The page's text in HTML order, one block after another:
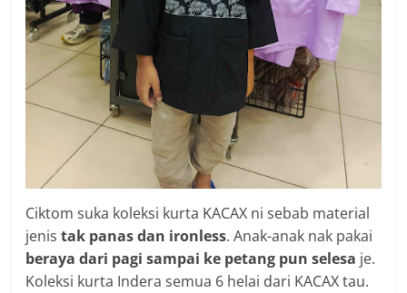
Ciktom suka koleksi kurta KACAX ni sebab material
jenistak panas dan ironless. Anak-anak nak pakai
beraya dari pagi sampai ke petang pun selesa je.
Koleksi kurta Indera semua 6 helai dari KACAX tau.